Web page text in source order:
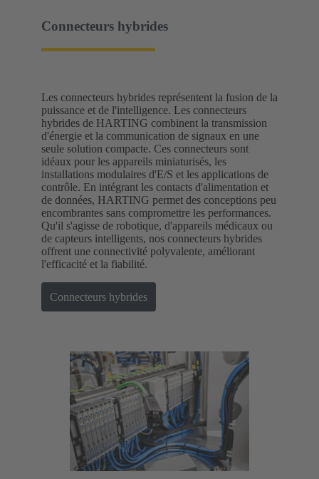
Connecteurs hybrides
Les connecteurs hybrides représentent la fusion de la
puissance et de l'intelligence. Les connecteurs
hybrides de HARTING combinent la transmission
d'énergie et la communication de signaux en une
seule solution compacte. Ces connecteurs sont
idéaux pour les appareils miniaturisés, les
installations modulaires d'E/S et les applications de
contrôle. En intégrant les contacts d'alimentation et
de données, HARTING permet des conceptions peu
encombrantes sans compromettre les performances.
Qu'il s'agisse de robotique, d'appareils médicaux ou
de capteurs intelligents, nos connecteurs hybrides
offrent une connectivité polyvalente, améliorant
l'efficacité et la fiabilité.
Connecteurs hybrides